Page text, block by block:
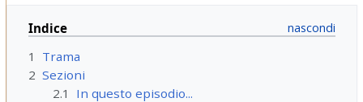
Indice
1
Trama
2 Sezioni
2.1
In questo episodio...